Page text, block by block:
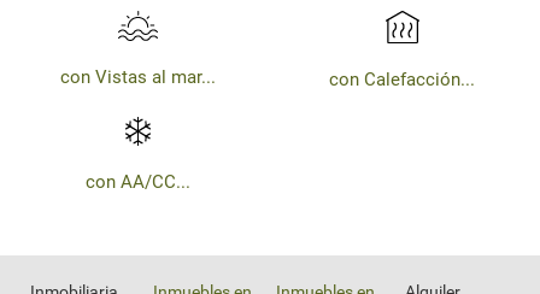
con Vistas al mar... con Calefacción...
con AA/CC...